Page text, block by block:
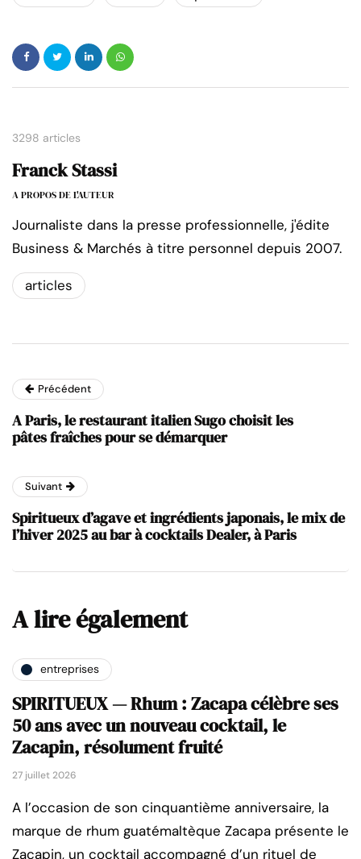
3298 articles
Franck Stassi
A PROPOS DE L'AUTEUR
Journaliste dans la presse professionnelle, j'édite
Business & Marchés à titre personnel depuis 2007.
articles
Précédent
A Paris, le restaurant italien Sugo choisit les
pâtes fraîches pour se démarquer
Suivant
Spiritueux d’agave et ingrédients japonais, le mix de
l’hiver 2025 au bar à cocktails Dealer, à Paris
A lire également
entreprises
SPIRITUEUX — Rhum : Zacapa célèbre ses
50 ans avec un nouveau cocktail, le
Zacapin, résolument fruité
27 juillet 2026
A l’occasion de son cinquantième anniversaire, la
marque de rhum guatémaltèque Zacapa présente le
Zacapin, un cocktail accompagné d’un rituel de